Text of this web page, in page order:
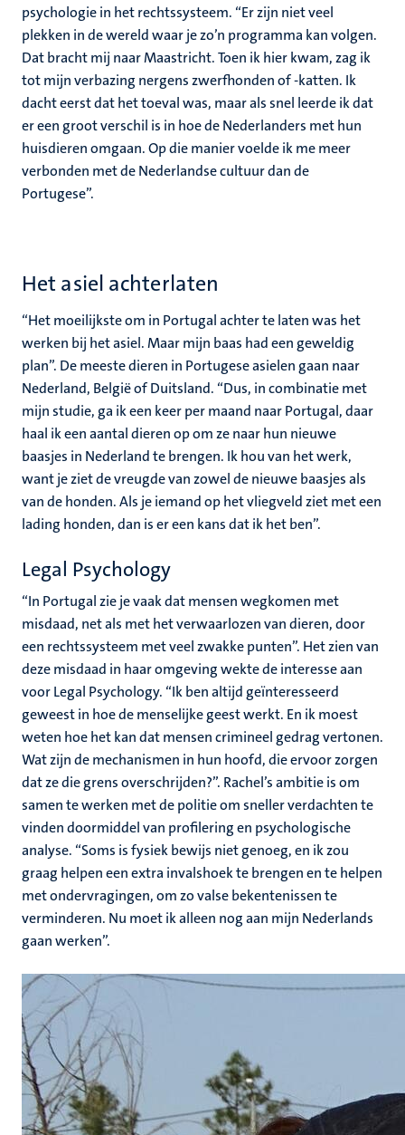
psychologie in het rechtssysteem. “Er zijn niet veel
plekken in de wereld waar je zo’n programma kan volgen.
Dat bracht mij naar Maastricht. Toen ik hier kwam, zag ik
tot mijn verbazing nergens zwerfhonden of -katten. Ik
dacht eerst dat het toeval was, maar als snel leerde ik dat
er een groot verschil is in hoe de Nederlanders met hun
huisdieren omgaan. Op die manier voelde ik me meer
verbonden met de Nederlandse cultuur dan de
Portugese”.
Het asiel achterlaten
“Het moeilijkste om in Portugal achter te laten was het
werken bij het asiel. Maar mijn baas had een geweldig
plan”. De meeste dieren in Portugese asielen gaan naar
Nederland, België of Duitsland. “Dus, in combinatie met
mijn studie, ga ik een keer per maand naar Portugal, daar
haal ik een aantal dieren op om ze naar hun nieuwe
baasjes in Nederland te brengen. Ik hou van het werk,
want je ziet de vreugde van zowel de nieuwe baasjes als
van de honden. Als je iemand op het vliegveld ziet met een
lading honden, dan is er een kans dat ik het ben”.
Legal Psychology
“In Portugal zie je vaak dat mensen wegkomen met
misdaad, net als met het verwaarlozen van dieren, door
een rechtssysteem met veel zwakke punten”. Het zien van
deze misdaad in haar omgeving wekte de interesse aan
voor Legal Psychology. “Ik ben altijd geïnteresseerd
geweest in hoe de menselijke geest werkt. En ik moest
weten hoe het kan dat mensen crimineel gedrag vertonen.
Wat zijn de mechanismen in hun hoofd, die ervoor zorgen
dat ze die grens overschrijden?”. Rachel’s ambitie is om
samen te werken met de politie om sneller verdachten te
vinden doormiddel van profilering en psychologische
analyse. “Soms is fysiek bewijs niet genoeg, en ik zou
graag helpen een extra invalshoek te brengen en te helpen
met ondervragingen, om zo valse bekentenissen te
verminderen. Nu moet ik alleen nog aan mijn Nederlands
gaan werken”.